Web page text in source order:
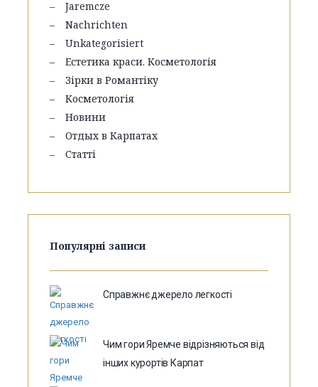
Jaremcze
Nachrichten
Unkategorisiert
Естетика краси. Косметологія
Зірки в Романтіку
Косметологія
Новини
Отдых в Карпатах
Статті
Популярні записи
Справжнє джерело легкості
Чим гори Яремче відрізняються від
інших курортів Карпат